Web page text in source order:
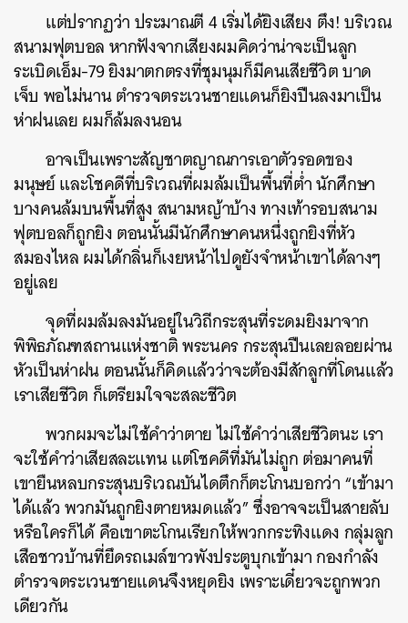
แต่ปรากฏว่า ประมาณตี 4 เริ่มได้ยิงเสียง ตึง! บริเวณ
สนามฟุตบอล หากฟังจากเสียงผมคิดว่าน่าจะเป็นลูก
ระเบิดเอ็ม-79 ยิงมาตกตรงที่ชุมนุมก็มีคนเสียชีวิต บาด
เจ็บ พอไม่นาน ตำรวจตระเวนชายแดนก็ยิงปืนลงมาเป็น
ห่าฝนเลย ผมก็ล้มลงนอน
อาจเป็นเพราะสัญชาตญาณการเอาตัวรอดของ
มนุษย์ และโชคดีที่บริเวณที่ผมล้มเป็นพื้นที่ต่ำ นักศึกษา
บางคนล้มบนพื้นที่สูง สนามหญ้าบ้าง ทางเท้ารอบสนาม
ฟุตบอลก็ถูกยิง ตอนนั้นมีนักศึกษาคนหนึ่งถูกยิงที่หัว
สมองไหล ผมได้กลิ่นก็เงยหน้าไปดูยังจำหน้าเขาได้ลางๆ
อยู่เลย
จุดที่ผมล้มลงมันอยู่ในวิถีกระสุนที่ระดมยิงมาจาก
พิพิธภัณฑสถานแห่งชาติ พระนคร กระสุนปืนเลยลอยผ่าน
หัวเป็นห่าฝน ตอนนั้นก็คิดแล้วว่าจะต้องมีสักลูกที่โดนแล้ว
เราเสียชีวิต ก็เตรียมใจจะสละชีวิต
พวกผมจะไม่ใช้คำว่าตาย ไม่ใช้คำว่าเสียชีวิตนะ เรา
จะใช้คำว่าเสียสละแทน แต่โชคดีที่มันไม่ถูก ต่อมาคนที่
เขายืนหลบกระสุนบริเวณบันไดตึกก็ตะโกนบอกว่า “เข้ามา
ได้แล้ว พวกมันถูกยิงตายหมดแล้ว” ซึ่งอาจจะเป็นสายลับ
หรือใครก็ได้ คือเขาตะโกนเรียกให้พวกกระทิงแดง กลุ่มลูก
เสือชาวบ้านที่ยึดรถเมล์ขาวพังประตูบุกเข้ามา กองกำลัง
ตำรวจตระเวนชายแดนจึงหยุดยิง เพราะเดี๋ยวจะถูกพวก
เดียวกัน